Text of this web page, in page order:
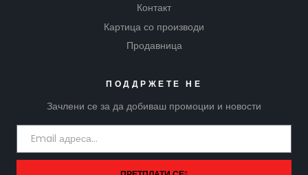
Контакт
Картица со производи
Продавница
ПОДДРЖЕТЕ НЕ
Зачлени се за да добиваш промоции и новости